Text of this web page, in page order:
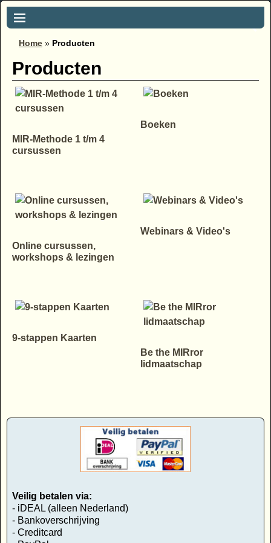
Home » Producten
Producten
MIR-Methode 1 t/m 4
cursussen
Boeken
Online cursussen,
workshops & lezingen
Webinars & Video's
9-stappen Kaarten
Be the MIRror
lidmaatschap
Veilig betalen via:
- iDEAL (alleen Nederland)
- Bankoverschrijving
- Creditcard